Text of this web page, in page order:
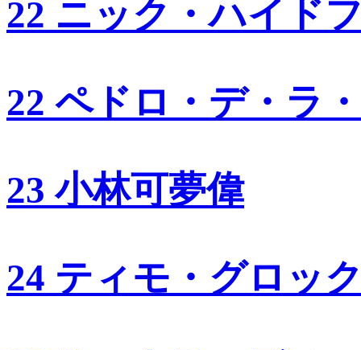
22 ニック・ハイド
22 ペドロ・デ・ラ
23 小林可夢偉
24 ティモ・グロッ